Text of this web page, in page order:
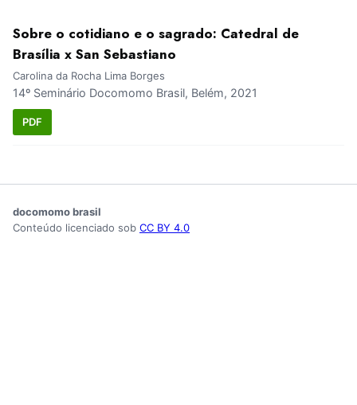
Sobre o cotidiano e o sagrado: Catedral de
Brasília x San Sebastiano
Carolina da Rocha Lima Borges
14º Seminário Docomomo Brasil, Belém, 2021
PDF
docomomo brasil
Conteúdo licenciado sob CC BY 4.0